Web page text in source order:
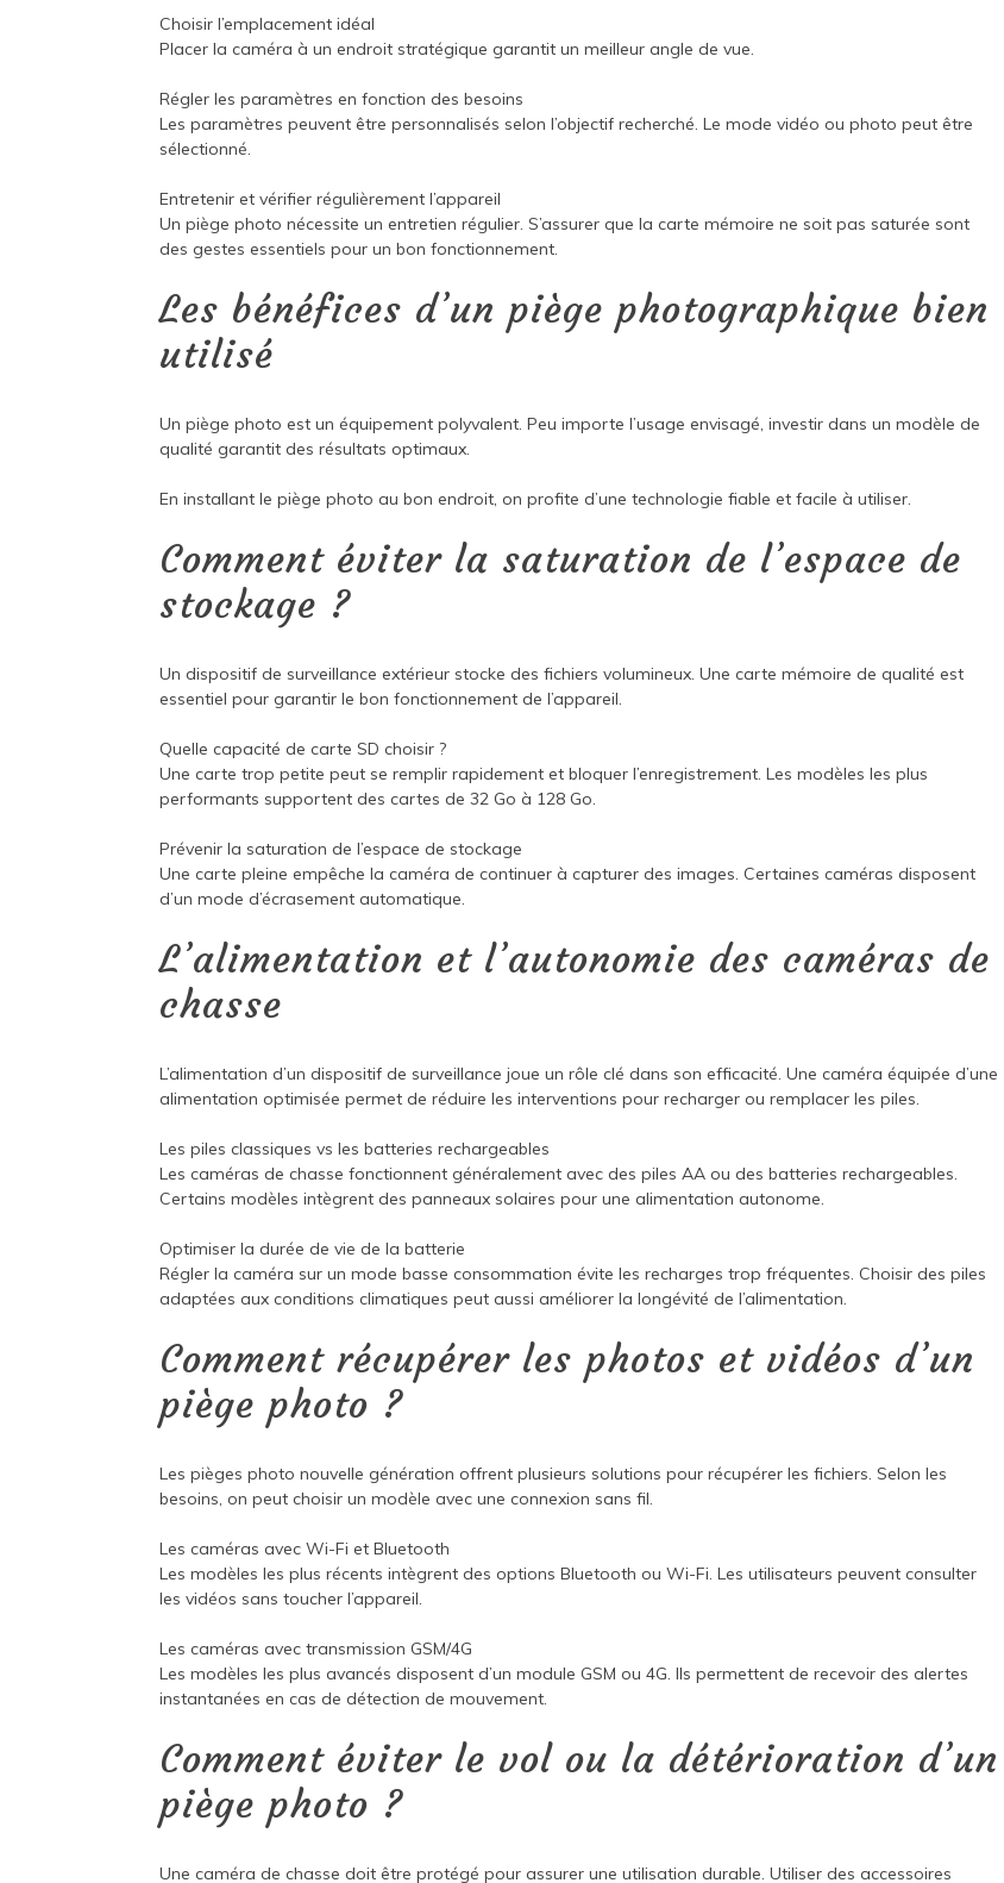
Choisir l’emplacement idéal
Placer la caméra à un endroit stratégique garantit un meilleur angle de vue.
Régler les paramètres en fonction des besoins
Les paramètres peuvent être personnalisés selon l’objectif recherché. Le mode vidéo ou photo peut être
sélectionné.
Entretenir et vérifier régulièrement l’appareil
Un piège photo nécessite un entretien régulier. S’assurer que la carte mémoire ne soit pas saturée sont
des gestes essentiels pour un bon fonctionnement.
Les bénéfices d’un piège photographique bien
utilisé
Un piège photo est un équipement polyvalent. Peu importe l’usage envisagé, investir dans un modèle de
qualité garantit des résultats optimaux.
En installant le piège photo au bon endroit, on profite d’une technologie fiable et facile à utiliser.
Comment éviter la saturation de l’espace de
stockage ?
Un dispositif de surveillance extérieur stocke des fichiers volumineux. Une carte mémoire de qualité est
essentiel pour garantir le bon fonctionnement de l’appareil.
Quelle capacité de carte SD choisir ?
Une carte trop petite peut se remplir rapidement et bloquer l’enregistrement. Les modèles les plus
performants supportent des cartes de 32 Go à 128 Go.
Prévenir la saturation de l’espace de stockage
Une carte pleine empêche la caméra de continuer à capturer des images. Certaines caméras disposent
d’un mode d’écrasement automatique.
L’alimentation et l’autonomie des caméras de
chasse
L’alimentation d’un dispositif de surveillance joue un rôle clé dans son efficacité. Une caméra équipée d’une
alimentation optimisée permet de réduire les interventions pour recharger ou remplacer les piles.
Les piles classiques vs les batteries rechargeables
Les caméras de chasse fonctionnent généralement avec des piles AA ou des batteries rechargeables.
Certains modèles intègrent des panneaux solaires pour une alimentation autonome.
Optimiser la durée de vie de la batterie
Régler la caméra sur un mode basse consommation évite les recharges trop fréquentes. Choisir des piles
adaptées aux conditions climatiques peut aussi améliorer la longévité de l’alimentation.
Comment récupérer les photos et vidéos d’un
piège photo ?
Les pièges photo nouvelle génération offrent plusieurs solutions pour récupérer les fichiers. Selon les
besoins, on peut choisir un modèle avec une connexion sans fil.
Les caméras avec Wi-Fi et Bluetooth
Les modèles les plus récents intègrent des options Bluetooth ou Wi-Fi. Les utilisateurs peuvent consulter
les vidéos sans toucher l’appareil.
Les caméras avec transmission GSM/4G
Les modèles les plus avancés disposent d’un module GSM ou 4G. Ils permettent de recevoir des alertes
instantanées en cas de détection de mouvement.
Comment éviter le vol ou la détérioration d’un
piège photo ?
Une caméra de chasse doit être protégé pour assurer une utilisation durable. Utiliser des accessoires